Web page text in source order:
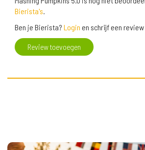
Bierista's.
Ben je Bierista? Login en schrijf een
Review toevoegen